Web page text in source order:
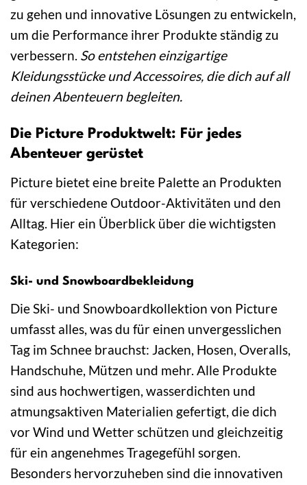
zu gehen und innovative Lösungen zu entwickeln,
um die Performance ihrer Produkte ständig zu
verbessern. So entstehen einzigartige
Kleidungsstücke und Accessoires, die dich auf all
deinen Abenteuern begleiten.
Die Picture Produktwelt: Für jedes
Abenteuer gerüstet
Picture bietet eine breite Palette an Produkten
für verschiedene Outdoor-Aktivitäten und den
Alltag. Hier ein Überblick über die wichtigsten
Kategorien:
Ski- und Snowboardbekleidung
Die Ski- und Snowboardkollektion von Picture
umfasst alles, was du für einen unvergesslichen
Tag im Schnee brauchst: Jacken, Hosen, Overalls,
Handschuhe, Mützen und mehr. Alle Produkte
sind aus hochwertigen, wasserdichten und
atmungsaktiven Materialien gefertigt, die dich
vor Wind und Wetter schützen und gleichzeitig
für ein angenehmes Tragegefühl sorgen.
Besonders hervorzuheben sind die innovativen